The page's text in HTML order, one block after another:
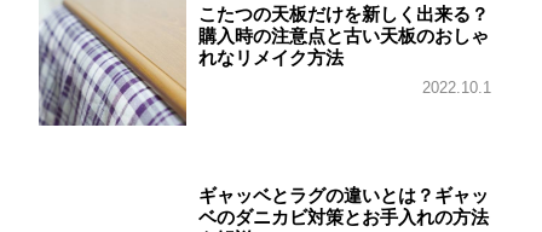
こたつの天板だけを新しく出来る？
購入時の注意点と古い天板のおしゃ
れなリメイク方法
2022.10.1
ギャッベとラグの違いとは？ギャッ
ベのダニカビ対策とお手入れの方法